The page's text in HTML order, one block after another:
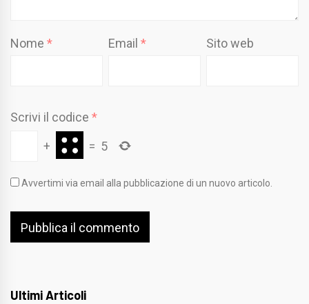
Nome * Email* Sito web
Scrivi il codice *
+
= 5
Avvertimi via email alla pubblicazione di un nuovo articolo.
Ultimi Articoli